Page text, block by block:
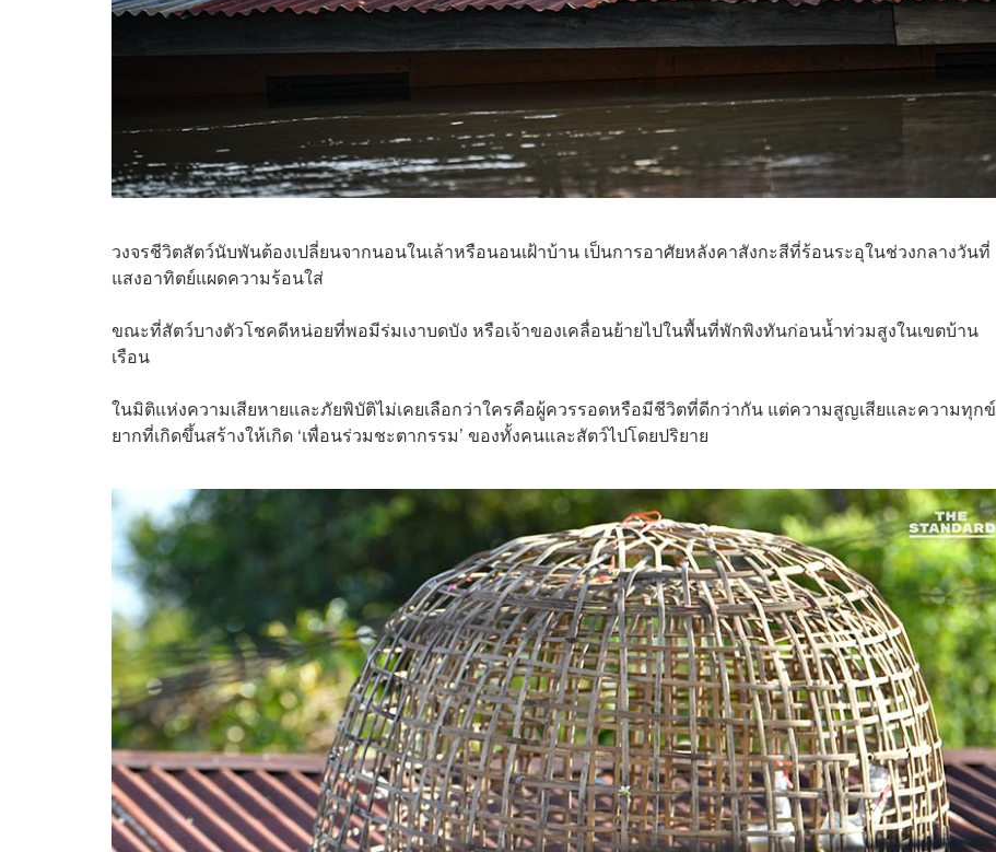
วงจรชีวิตสัตว์นับพันต้องเปลี่ยนจากนอนในเล้าหรือนอนเฝ้าบ้าน เป็นการอาศัยหลังคาสังกะสีที่ร้อนระอุในช่วงกลางวันที่
แสงอาทิตย์แผดความร้อนใส่
ขณะที่สัตว์บางตัวโชคดีหน่อยที่พอมีร่มเงาบดบัง หรือเจ้าของเคลื่อนย้ายไปในพื้นที่พักพิงทันก่อนน้ำท่วมสูงในเขตบ้าน
เรือน
ในมิติแห่งความเสียหายและภัยพิบัติไม่เคยเลือกว่าใครคือผู้ควรรอดหรือมีชีวิตที่ดีกว่ากัน แต่ความสูญเสียและความทุกข์
ยากที่เกิดขึ้นสร้างให้เกิด ‘เพื่อนร่วมชะตากรรม’ ของทั้งคนและสัตว์ไปโดยปริยาย